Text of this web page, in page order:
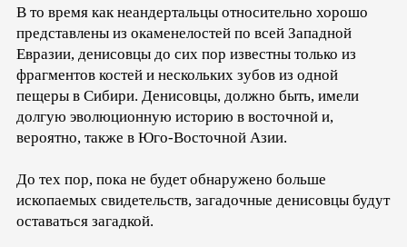
В то время как неандертальцы относительно хорошо
представлены из окаменелостей по всей Западной
Евразии, денисовцы до сих пор известны только из
фрагментов костей и нескольких зубов из одной
пещеры в Сибири. Денисовцы, должно быть, имели
долгую эволюционную историю в восточной и,
вероятно, также в Юго-Восточной Азии.
До тех пор, пока не будет обнаружено больше
ископаемых свидетельств, загадочные денисовцы будут
оставаться загадкой.